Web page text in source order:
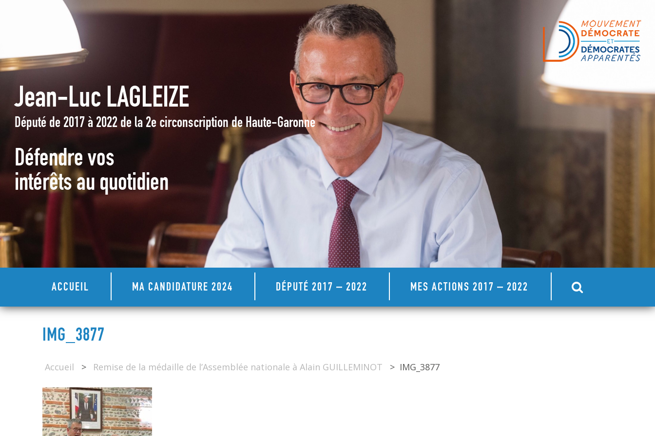
Jean-Luc LAGLEIZE
Député de 2017 à 2022 de la 2e circonscription de Haute-Garonne
Défendre vos
intérêts au quotidien
ACCUEIL MA CANDIDATURE 2024 DÉPUTÉ 2017 – 2022 MES ACTIONS 2017 – 2022
IMG_3877
Accueil > Remise de la médaille de l’Assemblée nationale à Alain GUILLEMINOT > IMG_3877